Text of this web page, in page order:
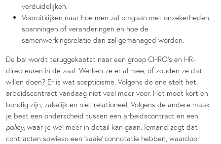
verduidelijken.
Vooruitkijken naar hoe men zal omgaan met onzekerheden,
spanningen of veranderingen en hoe de
samenwerkingsrelatie dan zal gemanaged worden.
De bal wordt teruggekaatst naar een groep CHRO’s en HR-
directeuren in de zaal. Werken ze er al mee, of zouden ze dat
willen doen? Er is wat scepticisme. Volgens de ene stelt het
arbeidscontract vandaag niet veel meer voor. Het moet kort en
bondig zijn, zakelijk en niet relationeel. Volgens de andere maak
je best een onderscheid tussen een arbeidscontract en een
policy, waar je wel meer in detail kan gaan. Iemand zegt dat
contracten sowieso een ‘saaie’ connotatie hebben, waardoor